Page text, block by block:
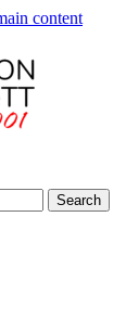
content
Search